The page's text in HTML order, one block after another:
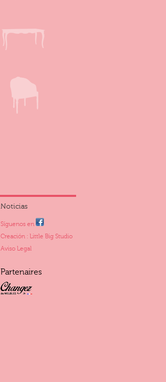
Noticias
Síguenos en
Creación : Little Big Studio
Aviso Legal
Partenaires